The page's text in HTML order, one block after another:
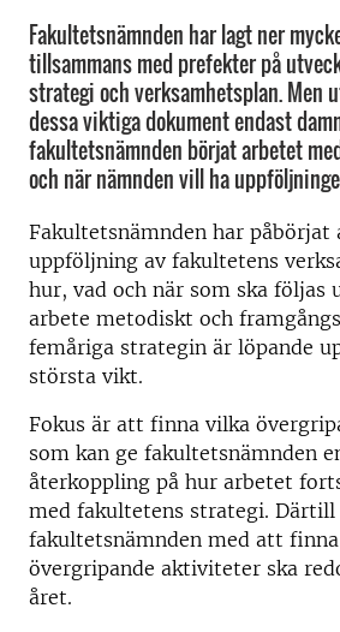
Fakultetsnämnden har lagt ner
tillsammans med prefekter på
strategi och verksamhetsplan. Men
dessa viktiga dokument endast
fakultetsnämnden börjat arbetet
och när nämnden vill ha
Fakultetsnämnden har påbörjat
uppföljning av fakultetens
hur, vad och när som ska följas
arbete metodiskt och
femåriga strategin är löpande
största vikt.
Fokus är att finna vilka
som kan ge fakultetsnämnden
återkoppling på hur arbetet
med fakultetens strategi. Därtill
fakultetsnämnden med att
övergripande aktiviteter ska
året.